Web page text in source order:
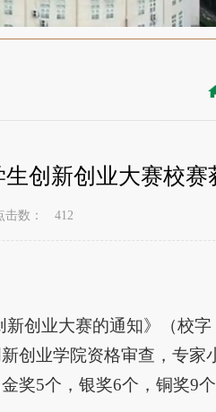
创新创业大赛校
击数： 412
创业大赛的通知》（校字
创业学院资格审查，专家
奖5个，银奖6个，铜奖9